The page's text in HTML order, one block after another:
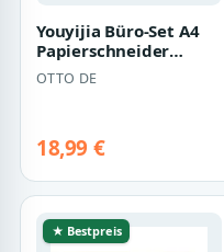
Youyijia Büro-Set A4
Papierschneider
Hebelschneider
Cutter Guillotine…
OTTO DE
18,99 €
★ Bestpreis